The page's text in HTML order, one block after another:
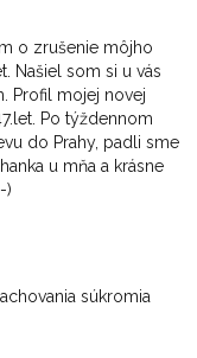
o zrušenie môjho
Našiel som si u vás
Profil mojej novej
Po týždennom
do Prahy, padli sme
u mňa a krásne
)
súkromia